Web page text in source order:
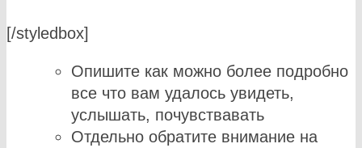
[/styledbox]
Опишите как можно более подробно
все что вам удалось увидеть,
услышать, почувствавать
Отдельно обратите внимание на